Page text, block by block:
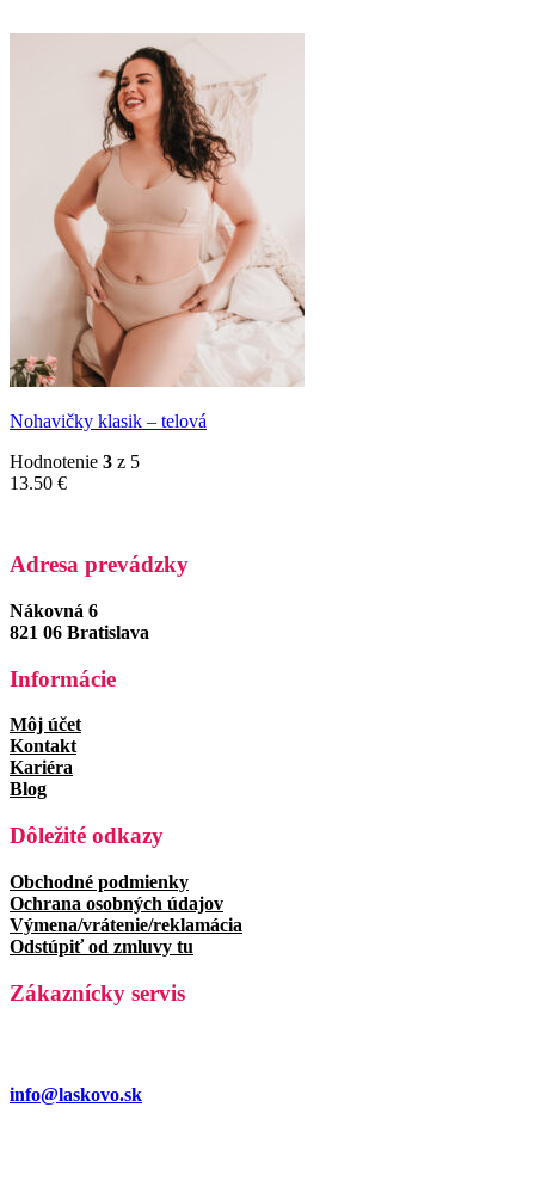
Nohavičky klasik – telová
Hodnotenie 3 z 5
13.50 €
Adresa prevádzky
Nákovná 6
821 06 Bratislava
Informácie
Môj účet
Kontakt
Kariéra
Blog
Dôležité odkazy
Obchodné podmienky
Ochrana osobných údajov
Výmena/vrátenie/reklamácia
Odstúpiť od zmluvy tu
Zákaznícky servis
info@laskovo.sk